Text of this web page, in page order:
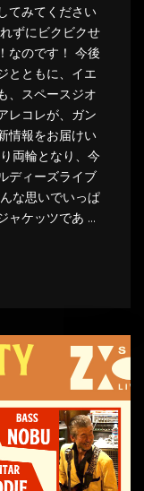
てみてください
ずにビクビクせ
なのです！ 今後
とともに、イエ
、スペースジオ
レコレが、ガン
情報をお届けい
両輪となり、今
ディーズライブ
な思いでいっぱ
ャケッツであ …